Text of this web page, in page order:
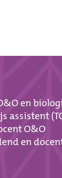
en
assistent
O&O
en